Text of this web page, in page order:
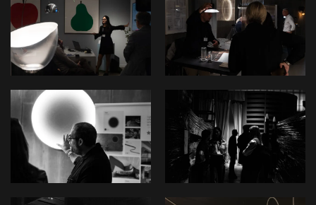
View View
View View